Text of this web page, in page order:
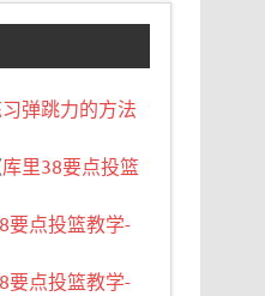
弹跳力的方法
库里38要点投篮
要点投篮教学-
要点投篮教学-